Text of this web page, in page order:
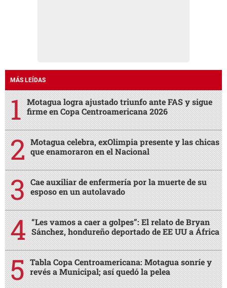
MÁS LEÍDAS
Motagua logra ajustado triunfo ante FAS y sigue
firme en Copa Centroamericana 2026
Motagua celebra, exOlimpia presente y las chicas
que enamoraron en el Nacional
Cae auxiliar de enfermería por la muerte de su
esposo en un autolavado
“Les vamos a caer a golpes”: El relato de Bryan
Sánchez, hondureño deportado de EE UU a África
Tabla Copa Centroamericana: Motagua sonríe y
revés a Municipal; así quedó la pelea